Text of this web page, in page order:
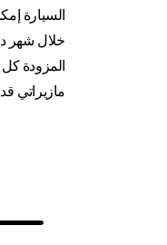
مازيراتي قد أنتجت من هذا الطراز 77